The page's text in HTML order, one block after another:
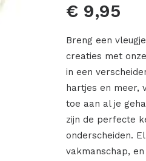
€ 9,95
Breng een
creaties met
in een
hartjes en meer,
toe aan al je
zijn de perfecte
onderscheiden.
vakmanschap,